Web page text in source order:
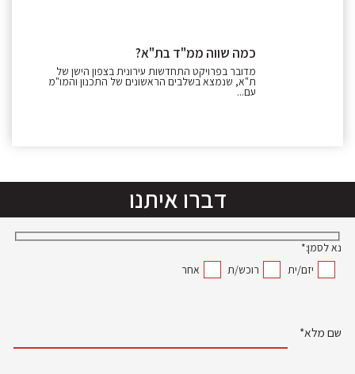
כמה שווה ממ"ד בת"א?
מדובר בפרויקט התחדשות עירונית בצפון הישן של
ת"א, שנמצא בשלבים הראשונים של התכנון והמו"מ
עם...
דברו איתנו
נא לסמן:*
יזם/ית
רוכש/ת אחר
שם מלא*